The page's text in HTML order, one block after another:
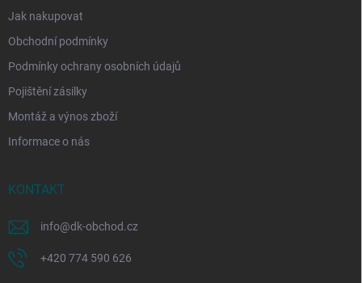
Jak nakupovat
Obchodní podmínky
Podmínky ochrany osobních údajů
Pojištění zásilky
Montáž a výnos zboží
Informace o nás
KONTAKT
info@dk-obchod.cz
+420 774 590 626